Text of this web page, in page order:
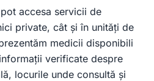
accesa servicii de
private, cât și în unități de
medicii disponibili
verificate despre
locurile unde consultă și